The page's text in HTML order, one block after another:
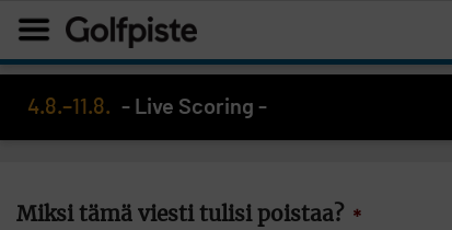
4.8.–11.8. - Live Scoring -
Miksi tämä viesti tulisi poistaa? *